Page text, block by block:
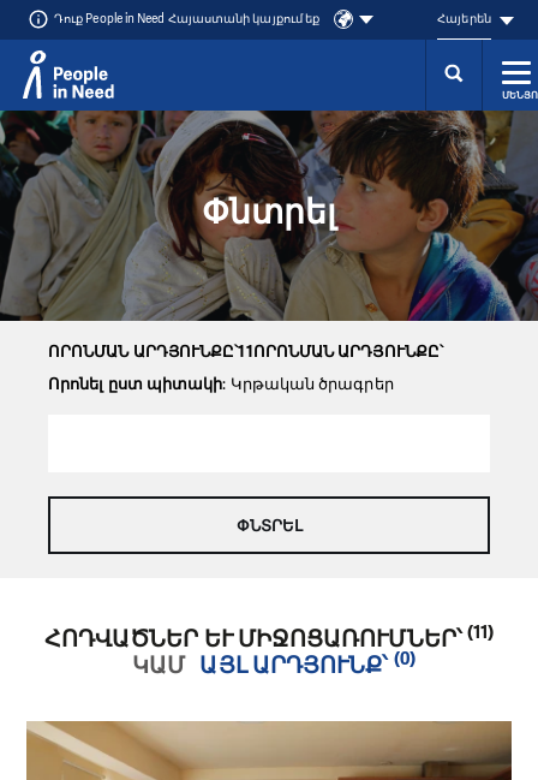
Přeskočit na obsah
Դուք People in Need Հայաստանի կայքում եք Հայերեն
Փնտրել
ՈՐՈՆՄԱՆ ԱՐԴՅՈՒՆՔԸ՝11ՈՐՈՆՄԱՆ ԱՐԴՅՈՒՆՔԸ՝
Որոնել ըստ պիտակի: Կրթական ծրագրեր
ՀՈԴՎԱԾՆԵՐ ԵՒ ՄԻՋՈՑԱՌՈՒՄՆԵՐ՝ (11)
ԿԱՄ ԱՅԼ ԱՐԴՅՈՒՆՔ՝ (0)